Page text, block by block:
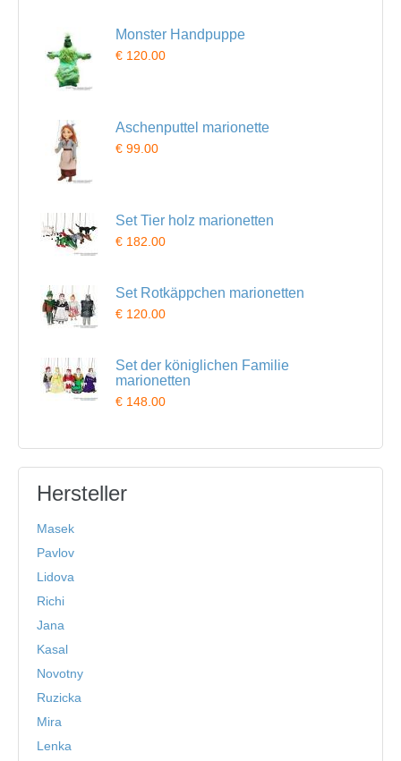
Monster Handpuppe
€ 120.00
Aschenputtel marionette
€ 99.00
Set Tier holz marionetten
€ 182.00
Set Rotkäppchen marionetten
€ 120.00
Set der königlichen Familie
marionetten
€ 148.00
Hersteller
Masek
Pavlov
Lidova
Richi
Jana
Kasal
Novotny
Ruzicka
Mira
Lenka